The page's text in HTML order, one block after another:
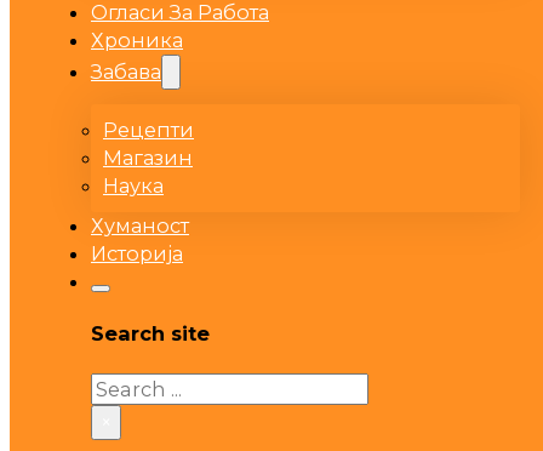
Огласи За Работа
Хроника
Забава
Рецепти
Магазин
Наука
Хуманост
Историја
Search site
Search